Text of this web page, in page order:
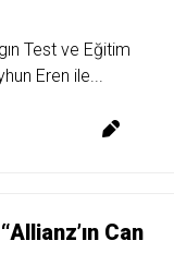
Test ve Eğitim
Eren ile...
Can